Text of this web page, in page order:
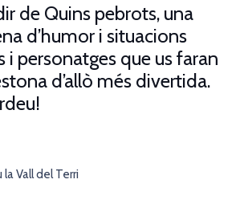
de Quins pebrots, una
d’humor i situacions
i personatges que us faran
d’allò més divertida.
Vall del Terri